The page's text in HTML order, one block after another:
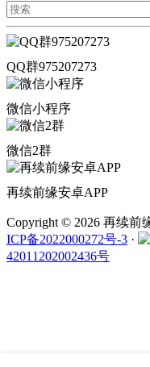
QQ群975207273
微信小程序
微信2群
再续前缘安卓APP
Copyright © 2026 再续前
ICP备2022000272号-3 ·
42011202002436号